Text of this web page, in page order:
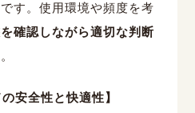
す。使用環境や頻度を考
確認しながら適切な判断
安全性と快適性】